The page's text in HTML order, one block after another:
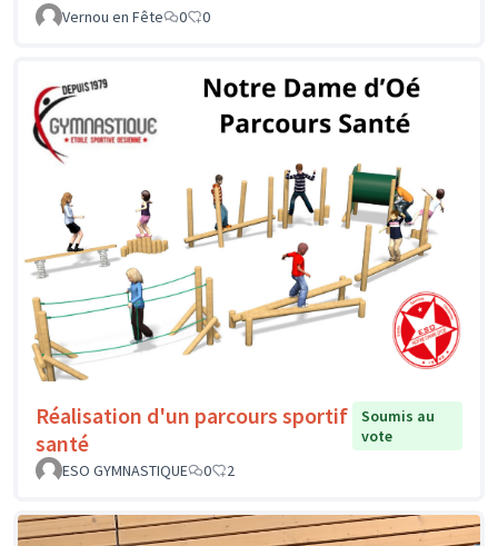
Vernou en Fête 0 0
Réalisation d'un parcours sportif
santé
Soumis au
vote
ESO GYMNASTIQUE
0 2